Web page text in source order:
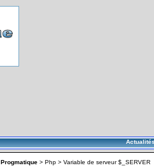
Progmatique > Php > Variable de serveur $_SERVER